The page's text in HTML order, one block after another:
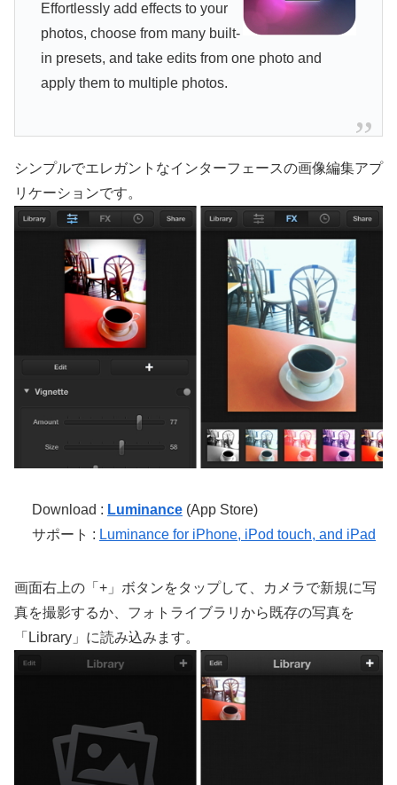
Effortlessly add effects to your
photos, choose from many built-
in presets, and take edits from one photo and
apply them to multiple photos.
シンプルでエレガントなインターフェースの画像編集アプ
リケーションです。
Download : Luminance (App Store)
サポート : Luminance for iPhone, iPod touch, and iPad
画面右上の「+」ボタンをタップして、カメラで新規に写
真を撮影するか、フォトライブラリから既存の写真を
「Library」に読み込みます。